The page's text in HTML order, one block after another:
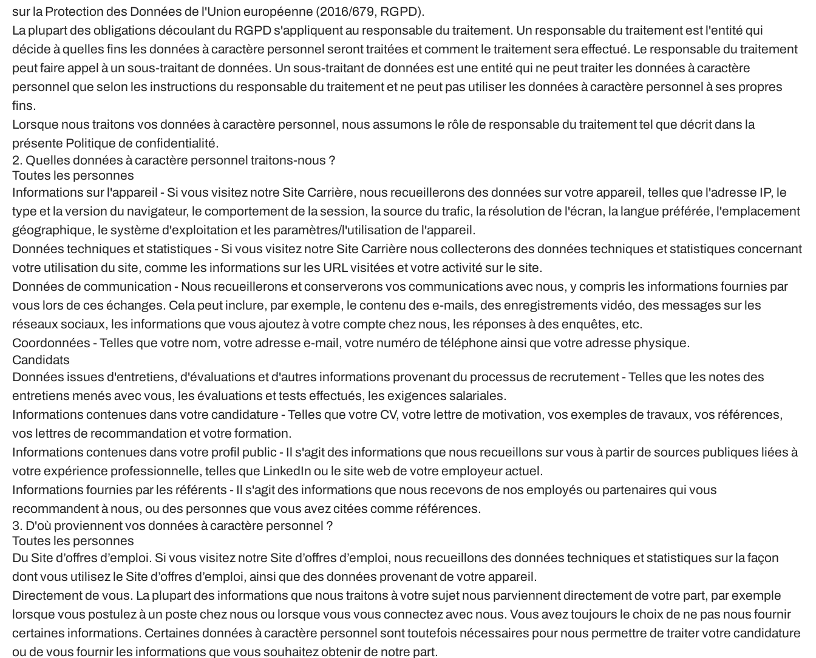
sur la Protection des Données de l'Union européenne (2016/679, RGPD).
La plupart des obligations découlant du RGPD s'appliquent au responsable du traitement. Un responsable du traitement est l'entité qui
décide à quelles fins les données à caractère personnel seront traitées et comment le traitement sera effectué. Le responsable du traitement
peut faire appel à un sous-traitant de données. Un sous-traitant de données est une entité qui ne peut traiter les données à caractère
personnel que selon les instructions du responsable du traitement et ne peut pas utiliser les données à caractère personnel à ses propres
fins.
Lorsque nous traitons vos données à caractère personnel, nous assumons le rôle de responsable du traitement tel que décrit dans la
présente Politique de confidentialité.
2. Quelles données à caractère personnel traitons-nous ?
Toutes les personnes
Informations sur l'appareil - Si vous visitez notre Site Carrière, nous recueillerons des données sur votre appareil, telles que l'adresse IP, le
type et la version du navigateur, le comportement de la session, la source du trafic, la résolution de l'écran, la langue préférée, l'emplacement
géographique, le système d'exploitation et les paramètres/l'utilisation de l'appareil.
Données techniques et statistiques - Si vous visitez notre Site Carrière nous collecterons des données techniques et statistiques concernant
votre utilisation du site, comme les informations sur les URL visitées et votre activité sur le site.
Données de communication - Nous recueillerons et conserverons vos communications avec nous, y compris les informations fournies par
vous lors de ces échanges. Cela peut inclure, par exemple, le contenu des e-mails, des enregistrements vidéo, des messages sur les
réseaux sociaux, les informations que vous ajoutez à votre compte chez nous, les réponses à des enquêtes, etc.
Coordonnées - Telles que votre nom, votre adresse e-mail, votre numéro de téléphone ainsi que votre adresse physique.
Candidats
Données issues d'entretiens, d'évaluations et d'autres informations provenant du processus de recrutement- Telles que les notes des
entretiens menés avec vous, les évaluations et tests effectués, les exigences salariales.
Informations contenues dans votre candidature - Telles que votre CV, votre lettre de motivation, vos exemples de travaux, vos références,
vos lettres de recommandation et votre formation.
Informations contenues dans votre profil public - Il s'agit des informations que nous recueillons sur vous à partir de sources publiques liées à
votre expérience professionnelle, telles que LinkedIn ou le site web de votre employeur actuel.
Informations fournies par les référents - Il s'agit des informations que nous recevons de nos employés ou partenaires qui vous
recommandent à nous, ou des personnes que vous avez citées comme références.
3. D'où proviennent vos données à caractère personnel ?
Toutes les personnes
Du Site d’offres d’emploi. Si vous visitez notre Site d’offres d’emploi, nous recueillons des données techniques et statistiques sur la façon
dont vous utilisez le Site d’offres d’emploi, ainsi que des données provenant de votre appareil.
Directement de vous. La plupart des informations que nous traitons à votre sujet nous parviennent directement de votre part, par exemple
lorsque vous postulez à un poste chez nous ou lorsque vous vous connectez avec nous. Vous avez toujours le choix de ne pas nous fournir
certaines informations. Certaines données à caractère personnel sont toutefois nécessaires pour nous permettre de traiter votre candidature
ou de vous fournir les informations que vous souhaitez obtenir de notre part.